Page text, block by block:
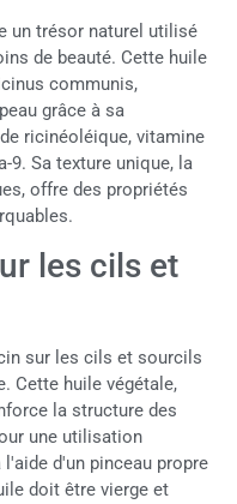
un trésor naturel utilisé
de beauté. Cette huile
communis,
grâce à sa
ricinéoléique, vitamine
9. Sa texture unique, la
offre des propriétés
les cils et
sur les cils et sourcils
Cette huile végétale,
la structure des
une utilisation
d'un pinceau propre
doit être vierge et